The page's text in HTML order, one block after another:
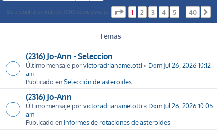
Se encontraron más de 1000 coincidencias Página de 40
1 2 3 4 5 … 40
Temas
(2316) Jo-Ann - Seleccion
Último mensaje porvictoradrianamelotti« Dom Jul 26, 2026 10:12
am
Publicado en Selección de asteroides
(2316) Jo-Ann
Último mensaje porvictoradrianamelotti« Dom Jul 26, 2026 10:05
am
Publicado en Informes de rotaciones de asteroides